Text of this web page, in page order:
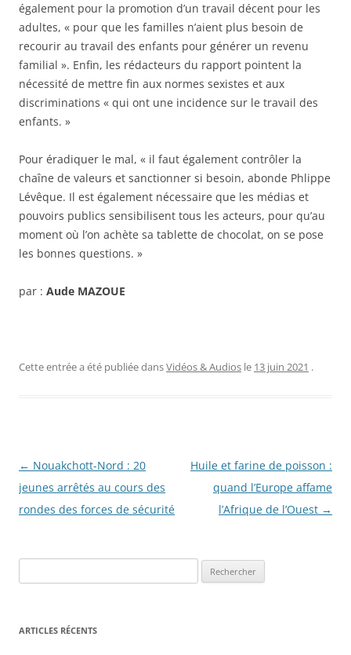
également pour la promotion d’un travail décent pour les
adultes, « pour que les familles n’aient plus besoin de
recourir au travail des enfants pour générer un revenu
familial ». Enfin, les rédacteurs du rapport pointent la
nécessité de mettre fin aux normes sexistes et aux
discriminations « qui ont une incidence sur le travail des
enfants. »
Pour éradiquer le mal, « il faut également contrôler la
chaîne de valeurs et sanctionner si besoin, abonde Phlippe
Lévêque. Il est également nécessaire que les médias et
pouvoirs publics sensibilisent tous les acteurs, pour qu’au
moment où l’on achète sa tablette de chocolat, on se pose
les bonnes questions. »
par : Aude MAZOUE
Cette entrée a été publiée dansVidéos & Audios le 13 juin 2021 .
Navigation
des
articles
← Nouakchott-Nord : 20
jeunes arrêtés au cours des
rondes des forces de sécurité
Huile et farine de poisson :
quand l’Europe affame
l’Afrique de l’Ouest →
e
h
ARTICLES RÉCENTS